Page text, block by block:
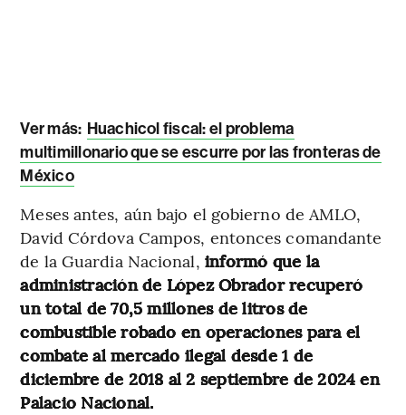
Ver más: Huachicol fiscal: el problema
multimillonario que se escurre por las fronteras de
México
Meses antes, aún bajo el gobierno de AMLO,
David Córdova Campos, entonces comandante
de la Guardia Nacional, informó que la
administración de López Obrador recuperó
un total de 70,5 millones de litros de
combustible robado en operaciones para el
combate al mercado ilegal desde 1 de
diciembre de 2018 al 2 septiembre de 2024 en
Palacio Nacional.